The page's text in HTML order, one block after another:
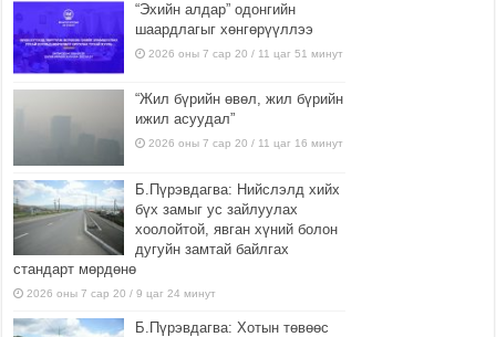
“Эхийн алдар” одонгийн
шаардлагыг хөнгөрүүллээ
2026 оны 7 сар 20 / 11 цаг 51 минут
“Жил бүрийн өвөл, жил бүрийн
ижил асуудал”
2026 оны 7 сар 20 / 11 цаг 16 минут
Б.Пүрэвдагва: Нийслэлд хийх
бүх замыг ус зайлуулах
хоолойтой, явган хүний болон
дугуйн замтай байлгах
стандарт мөрдөнө
2026 оны 7 сар 20 / 9 цаг 24 минут
Б.Пүрэвдагва: Хотын төвөөс